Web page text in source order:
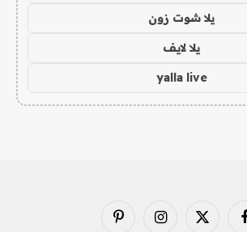
يلا شوت زون
يلا لايف
yalla live
فيسبوك X الانستغرامبينتيريست